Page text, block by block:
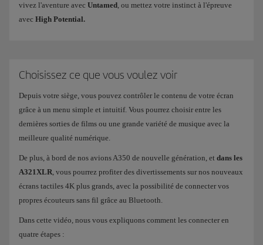
vivez l'aventure avec Untamed, ou mettez votre instinct à l'épreuve
avec High Potential.
Choisissez ce que vous voulez voir
Depuis votre siège, vous pouvez contrôler le contenu de votre écran
grâce à un menu simple et intuitif. Vous pourrez choisir entre les
dernières sorties de films ou une grande variété de musique avec la
meilleure qualité numérique.
De plus, à bord de nos avions A350 de nouvelle génération, et dans les
A321XLR, vous pourrez profiter des divertissements sur nos nouveaux
écrans tactiles 4K plus grands, avec la possibilité de connecter vos
propres écouteurs sans fil grâce au Bluetooth.
Dans cette vidéo, nous vous expliquons comment les connecter en
quatre étapes :